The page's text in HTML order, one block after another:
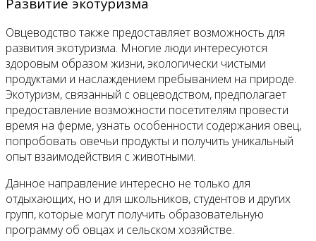
Овцеводство также предоставляет возможность для
развития экотуризма. Многие люди интересуются
здоровым образом жизни, экологически чистыми
продуктами и наслаждением пребыванием на природе.
Экотуризм, связанный с овцеводством, предполагает
предоставление возможности посетителям провести
время на ферме, узнать особенности содержания овец,
попробовать овечьи продукты и получить уникальный
опыт взаимодействия с животными.
Данное направление интересно не только для
отдыхающих, но и для школьников, студентов и других
групп, которые могут получить образовательную
программу об овцах и сельском хозяйстве.